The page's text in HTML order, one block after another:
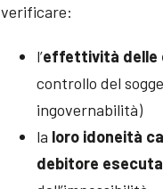
verificare:
l’effettività delle
controllo del
ingovernabilità)
la loro idoneità
debitore